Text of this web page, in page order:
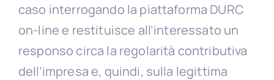
caso interrogando la piattaforma DURC
on-line e restituisce all’interessato un
responso circa la regolarità contributiva
dell’impresa e, quindi, sulla legittima